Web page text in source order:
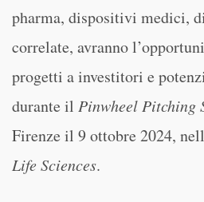
pharma, dispositivi medici,
correlate, avranno
progetti a investitori e
durante il Pinwheel Pitching
Firenze il 9 ottobre 2024,
Life Sciences.